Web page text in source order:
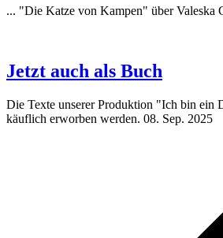
... "Die Katze von Kampen" über Valeska
Jetzt auch als Buch
Die Texte unserer Produktion "Ich bin ein
käuflich erworben werden. 08. Sep. 2025